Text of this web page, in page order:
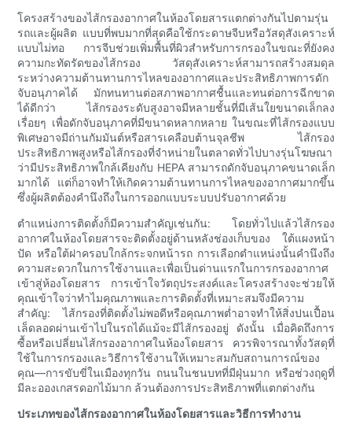
โครงสร้างของไส้กรองอากาศในห้องโดยสารแตกต่างกันไปตามรุ่น
รถและผู้ผลิต แบบที่พบมากที่สุดคือใช้กระดาษจีบหรือวัสดุสังเคราะห์
แบบไม่ทอ การจีบช่วยเพิ่มพื้นที่ผิวสำหรับการกรองในขณะที่ยังคง
ความกะทัดรัดของไส้กรอง วัสดุสังเคราะห์สามารถสร้างสมดุล
ระหว่างความต้านทานการไหลของอากาศและประสิทธิภาพการดัก
จับอนุภาคได้ มักทนทานต่อสภาพอากาศชื้นและทนต่อการฉีกขาด
ได้ดีกว่า ไส้กรองระดับสูงอาจมีหลายชั้นที่มีเส้นใยขนาดเล็กลง
เรื่อยๆ เพื่อดักจับอนุภาคที่มีขนาดหลากหลาย ในขณะที่ไส้กรองแบบ
พิเศษอาจมีถ่านกัมมันต์หรือสารเคลือบต้านจุลชีพ ไส้กรอง
ประสิทธิภาพสูงหรือไส้กรองที่จำหน่ายในตลาดทั่วไปบางรุ่นโฆษณา
ว่ามีประสิทธิภาพใกล้เคียงกับ HEPA สามารถดักจับอนุภาคขนาดเล็ก
มากได้ แต่ก็อาจทำให้เกิดความต้านทานการไหลของอากาศมากขึ้น
ซึ่งผู้ผลิตต้องคำนึงถึงในการออกแบบระบบปรับอากาศด้วย
ตำแหน่งการติดตั้งก็มีความสำคัญเช่นกัน: โดยทั่วไปแล้วไส้กรอง
อากาศในห้องโดยสารจะติดตั้งอยู่ด้านหลังช่องเก็บของ ใต้แผงหน้า
ปัด หรือใต้ฝาครอบใกล้กระจกหน้ารถ การเลือกตำแหน่งนั้นคำนึงถึง
ความสะดวกในการใช้งานและเพื่อเป็นด่านแรกในการกรองอากาศ
เข้าสู่ห้องโดยสาร การเข้าใจวัตถุประสงค์และโครงสร้างจะช่วยให้
คุณเข้าใจว่าทำไมคุณภาพและการติดตั้งที่เหมาะสมจึงมีความ
สำคัญ: ไส้กรองที่ติดตั้งไม่พอดีหรือคุณภาพต่ำอาจทำให้สิ่งปนเปื้อน
เล็ดลอดผ่านเข้าไปในรถได้แม้จะมีไส้กรองอยู่ ดังนั้น เมื่อคิดถึงการ
ซื้อหรือเปลี่ยนไส้กรองอากาศในห้องโดยสาร ควรพิจารณาทั้งวัสดุที่
ใช้ในการกรองและวิธีการใช้งานให้เหมาะสมกับสถานการณ์ของ
คุณ—การขับขี่ในเมืองทุกวัน ถนนในชนบทที่มีฝุ่นมาก หรือช่วงฤดูที่
มีละอองเกสรดอกไม้มาก ล้วนต้องการประสิทธิภาพที่แตกต่างกัน
ประเภทของไส้กรองอากาศในห้องโดยสารและวิธีการทำงาน